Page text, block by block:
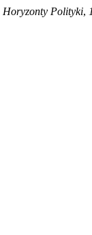
Horyzonty Polityki,